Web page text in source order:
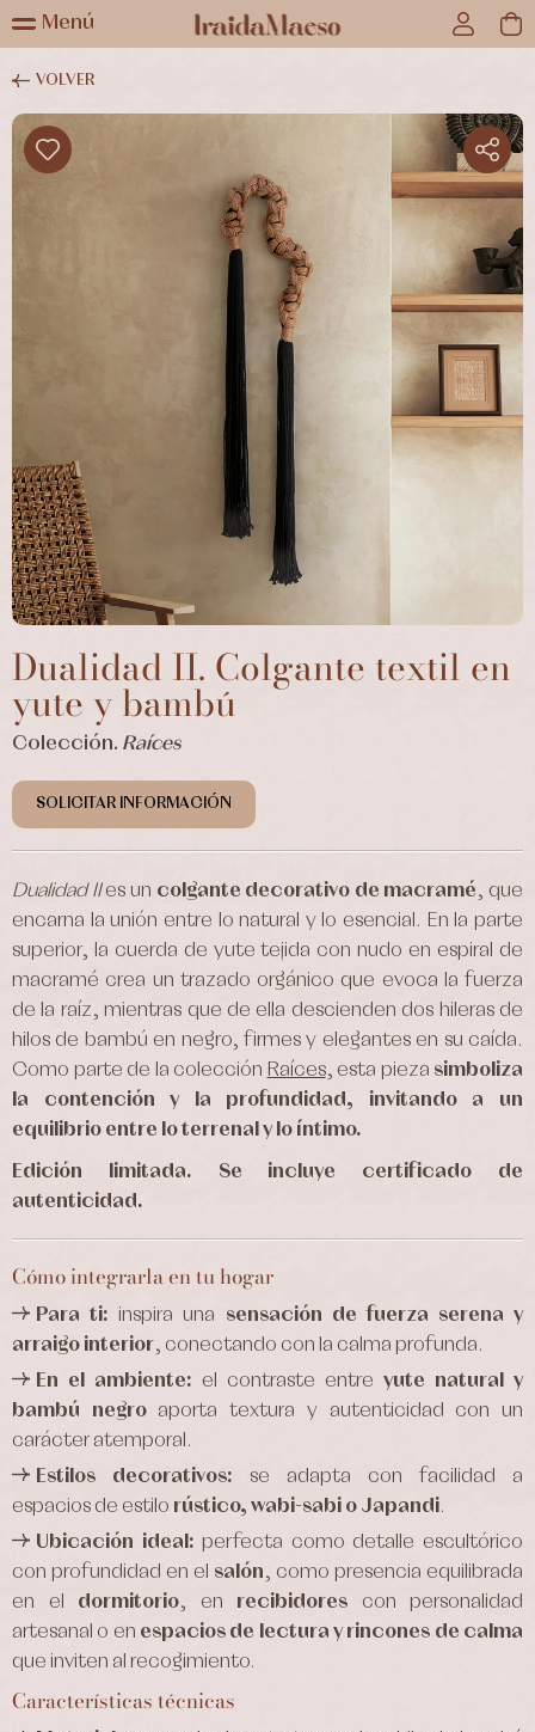
Menú
VOLVER
Dualidad II. Colgante textil en
yute y bambú
Colección. Raíces
SOLICITAR INFORMACIÓN
Dualidad IIes un colgante decorativo de macramé, que
encarna la unión entre lo natural y lo esencial. En la parte
superior, la cuerda de yute tejida con nudo en espiral de
macramé crea un trazado orgánico que evoca la fuerza
de la raíz, mientras que de ella descienden dos hileras de
hilos de bambú en negro, firmes y elegantes en su caída.
Como parte de la colección Raíces, esta pieza simboliza
la contención y la profundidad, invitando a un
equilibrio entre lo terrenal y lo íntimo.
Edición limitada. Se incluye certificado de
autenticidad.
Cómo integrarla en tu hogar
Para ti: inspira una sensación de fuerza serena y
arraigo interior, conectando con la calma profunda.
En el ambiente: el contraste entre yute natural y
bambú negroaporta textura y autenticidad con un
carácter atemporal.
Estilos decorativos: se adapta con facilidad a
espacios de estilo rústico, wabi-sabi o Japandi.
Ubicación ideal: perfecta como detalle escultórico
con profundidad en el salón, como presencia equilibrada
en el dormitorio, en recibidores con personalidad
artesanal o en espacios de lectura y rincones de calma
que inviten al recogimiento.
Características técnicas